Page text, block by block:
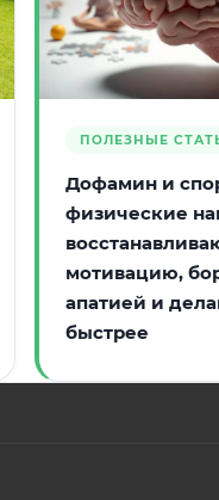
ПОЛЕЗНЫЕ
Дофамин и
физические
мотивацию,
апатией и
быстрее